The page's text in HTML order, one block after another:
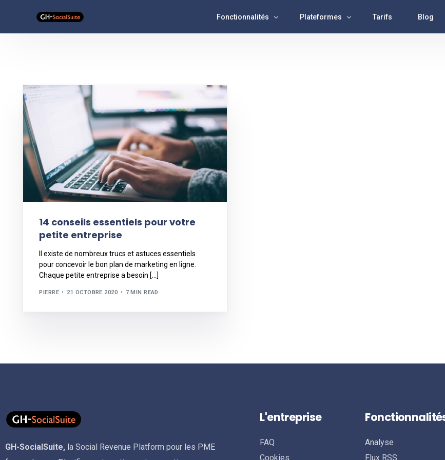
Fonctionnalités
Publication
Types de publications
Plateformes Tarifs Blog
14 conseils essentiels pour votre
petite entreprise
Il existe de nombreux trucs et astuces essentiels
pour concevoir le bon plan de marketing en ligne.
Chaque petite entreprise a besoin […]
PIERRE 21 OCTOBRE 2020 7 MIN READ
GH-SocialSuite, la Social Revenue Platform pour les PME
L'entreprise
FAQ
Cookies
Analyse
Flux RSS